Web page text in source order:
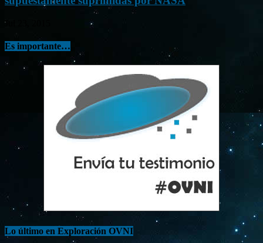
Jul 23, 2015
Es importante…
Lo último en Exploración OVNI